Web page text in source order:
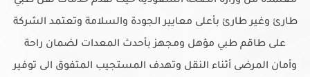
طارئ وغير طارئ بأعلى معايير الجودة والسلامة وتعتمد الشركة
على طاقم طبي مؤهل ومجهز بأحدث المعدات لضمان راحة
وأمان المرضى أثناء النقل وتهدف المستجيب المتفوق الى توفير